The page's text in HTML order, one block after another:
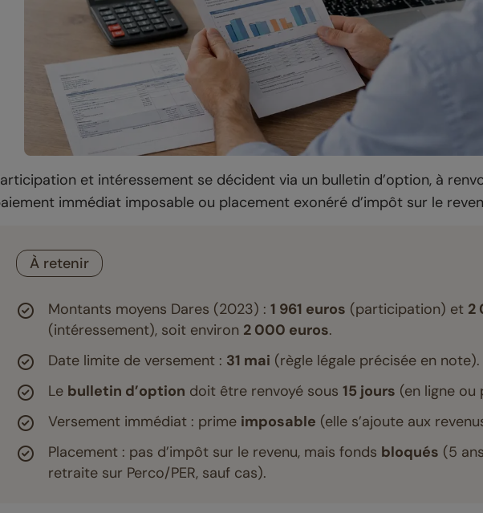
et intéressement se décident via un bulletin d’option, à
immédiat imposable ou placement exonéré d’impôt sur le
À retenir
Montants moyens Dares (2023) : 1 961 euros (participation) et 2
(intéressement), soit environ 2 000 euros.
Date limite de versement : 31 mai (règle légale précisée en note).
Le bulletin d’option doit être renvoyé sous 15 jours (en ligne
Versement immédiat : prime imposable (elle s’ajoute aux
Placement : pas d’impôt sur le revenu, mais fonds bloqués (5
retraite sur Perco/PER, sauf cas).